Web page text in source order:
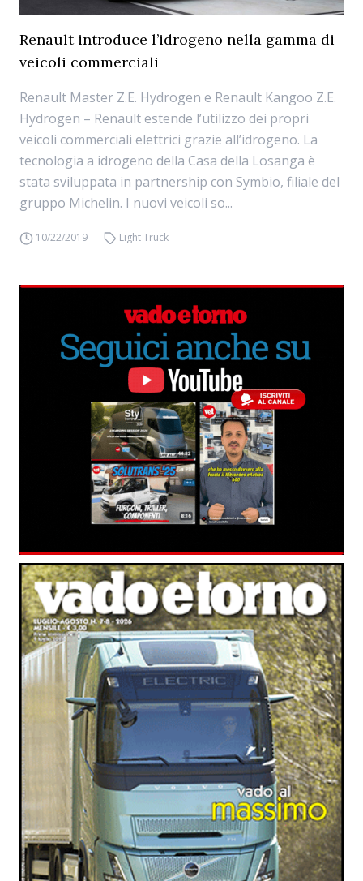
Renault introduce l’idrogeno nella gamma di
veicoli commerciali
Renault Master Z.E. Hydrogen e Renault Kangoo Z.E.
Hydrogen – Renault estende l’utilizzo dei propri
veicoli commerciali elettrici grazie all’idrogeno. La
tecnologia a idrogeno della Casa della Losanga è
stata sviluppata in partnership con Symbio, filiale del
gruppo Michelin. I nuovi veicoli so...
10/22/2019 Light Truck